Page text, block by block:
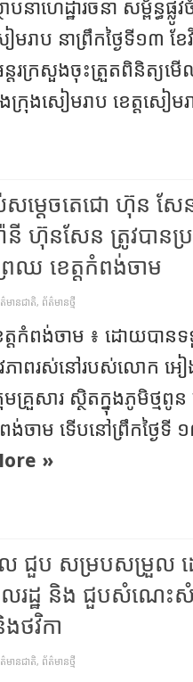
ាបនាហេដ្ឋារចនា សម្ព័ន្ធ
មរាប នាព្រឹកថ្ងៃទី១៣ ខែ
រក្រសួងចុះត្រួតពិនិត្យមើល
ងក្រុងសៀមរាប ខេត្តសៀម
ម្តេចតេជោ ហ៊ុន សែ
ានី ហ៊ុនសែន ត្រូវបាន
ៃឈ ខេត្តកំពង់ចាម
មានជាតិ, ព័ត៌មានថ្មី
ត្តកំពង់ចាម ៖ ដោយបាន
ភាពរស់នៅរបស់លោក អៀ
មគ្រួសារ ស្ថិតក្នុងភូមិថ្មពូ
ង់ចាម​ ទើបនៅព្រឹកថ្ងៃទី
»
ជួប សម្របសម្រួល ដ
រដ្ឋ និង ជួបសំណេ
ងថវិកា
មានជាតិ, ព័ត៌មានថ្មី